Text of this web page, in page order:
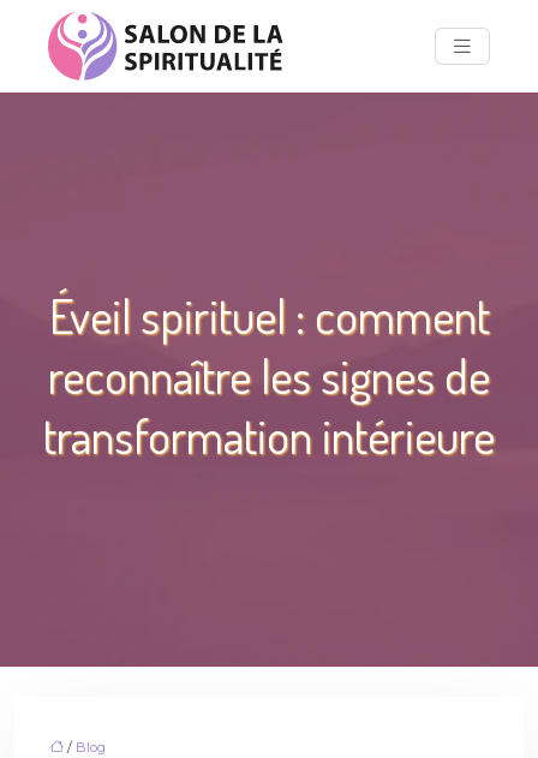
Éveil spirituel : comment
reconnaître les signes de
transformation intérieure
/ Blog